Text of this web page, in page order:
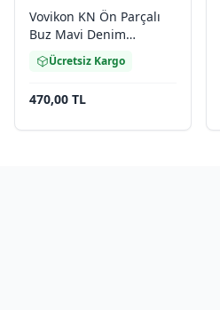
Vovikon KN Ön Parçalı
Buz Mavi Denim
Asimetrik Kadın Kot Etek
Ücretsiz Kargo
470,00 TL